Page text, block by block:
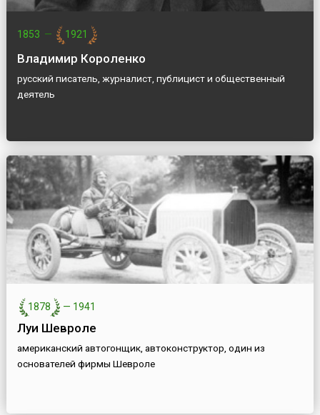
1853 — 1921
Владимир Короленко
русский писатель, журналист, публицист и общественный
деятель
1878 — 1941
Луи Шевроле
американский автогонщик, автоконструктор, один из
основателей фирмы Шевроле